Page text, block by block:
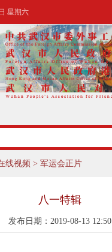
星期六
线视频 > 军运会正片
八一特辑
发布日期：2019-08-13 12:50